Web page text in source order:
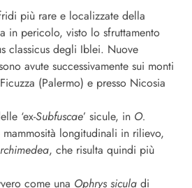
più rare e localizzate della
in pericolo, visto lo sfruttamento
classicus degli Iblei. Nuove
avute successivamente sui monti
(Palermo) e presso Nicosia
‘ex-Subfuscae’ sicule, in O.
mammosità longitudinali in rilievo,
, che risulta quindi più
come una Ophrys sicula di